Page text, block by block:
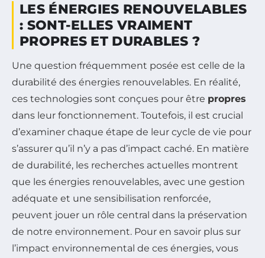
LES ÉNERGIES RENOUVELABLES
: SONT-ELLES VRAIMENT
PROPRES ET DURABLES ?
Une question fréquemment posée est celle de la
durabilité des énergies renouvelables. En réalité,
ces technologies sont conçues pour être propres
dans leur fonctionnement. Toutefois, il est crucial
d’examiner chaque étape de leur cycle de vie pour
s’assurer qu’il n’y a pas d’impact caché. En matière
de durabilité, les recherches actuelles montrent
que les énergies renouvelables, avec une gestion
adéquate et une sensibilisation renforcée,
peuvent jouer un rôle central dans la préservation
de notre environnement. Pour en savoir plus sur
l’impact environnemental de ces énergies, vous